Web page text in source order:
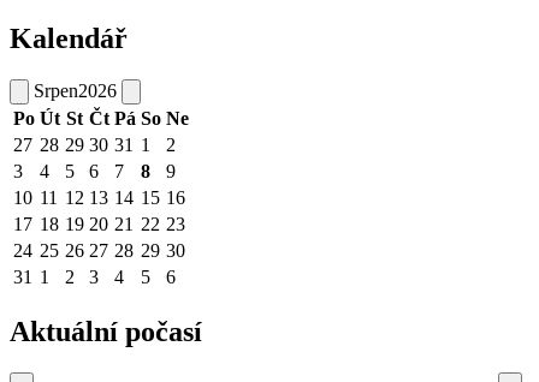
Kalendář
Srpen2026
Po Út St Čt Pá So Ne
27 28 29 30 31 1
2
3
4 5 6 7 8
9
10 11 12 13 14 15 16
17 18 19 20 21 22 23
24 25 26 27 28 29 30
31 1 2 3 4 5 6
Aktuální počasí